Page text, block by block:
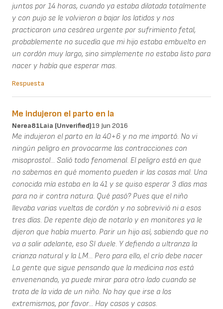
juntos por 14 horas, cuando ya estaba dilatada totalmente
y con pujo se le volvieron a bajar los latidos y nos
practicaron una cesàrea urgente por sufrimiento fetal,
probablemente no sucedìa que mi hijo estaba embuelto en
un cordòn muy largo, sino simplemente no estaba listo para
nacer y había que esperar mas.
Respuesta
Me indujeron el parto en la
Nerea81Laia (unverified)19 Jun 2016
Me indujeron el parto en la 40+6 y no me importó. No vi
ningún peligro en provocarme las contracciones con
misoprostol... Salió todo fenomenal. El peligro está en que
no sabemos en qué momento pueden ir las cosas mal. Una
conocida mía estaba en la 41 y se quiso esperar 3 días mas
para no ir contra natura. Qué pasó? Pues que el niño
llevaba varias vueltas de cordón y no sobrevivió ni a esos
tres días. De repente dejo de notarlo y en monitores ya le
dijeron que había muerto. Parir un hijo así, sabiendo que no
va a salir adelante, eso SI duele. Y defiendo a ultranza la
crianza natural y la LM... Pero para ello, el crío debe nacer
La gente que sigue pensando que la medicina nos está
envenenando, ya puede mirar para otro lado cuando se
trata de la vida de un niño. No hay que irse a los
extremismos, por favor... Hay casos y casos.